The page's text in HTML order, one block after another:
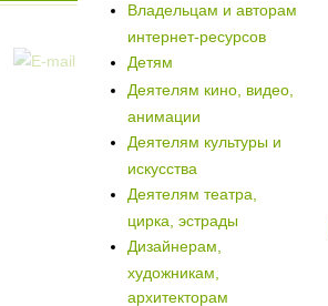
Владельцам и авторам
интернет-ресурсов
Детям
Деятелям кино, видео,
анимации
Деятелям культуры и
искусства
Деятелям театра,
цирка, эстрады
Дизайнерам,
художникам,
архитекторам